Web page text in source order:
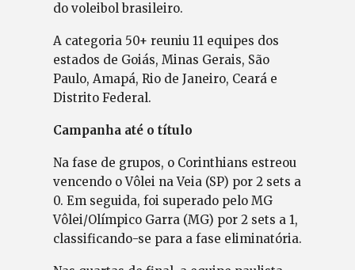
do voleibol brasileiro.
A categoria 50+ reuniu 11 equipes dos
estados de Goiás, Minas Gerais, São
Paulo, Amapá, Rio de Janeiro, Ceará e
Distrito Federal.
Campanha até o título
Na fase de grupos, o Corinthians estreou
vencendo o Vôlei na Veia (SP) por 2 sets a
0. Em seguida, foi superado pelo MG
Vôlei/Olímpico Garra (MG) por 2 sets a 1,
classificando-se para a fase eliminatória.